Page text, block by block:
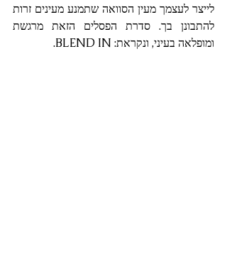
ומופלאה בעיני, ונקראת: BLEND IN.